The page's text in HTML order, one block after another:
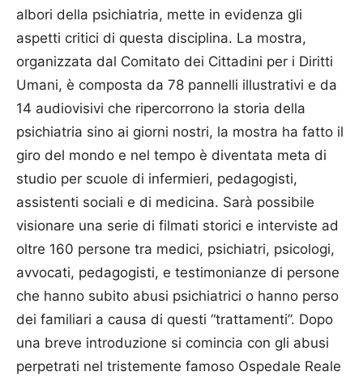
albori della psichiatria, mette in evidenza gli
aspetti critici di questa disciplina. La mostra,
organizzata dal Comitato dei Cittadini per i Diritti
Umani, è composta da 78 pannelli illustrativi e da
14 audiovisivi che ripercorrono la storia della
psichiatria sino ai giorni nostri, la mostra ha fatto il
giro del mondo e nel tempo è diventata meta di
studio per scuole di infermieri, pedagogisti,
assistenti sociali e di medicina. Sarà possibile
visionare una serie di filmati storici e interviste ad
oltre 160 persone tra medici, psichiatri, psicologi,
avvocati, pedagogisti, e testimonianze di persone
che hanno subito abusi psichiatrici o hanno perso
dei familiari a causa di questi “trattamenti”. Dopo
una breve introduzione si comincia con gli abusi
perpetrati nel tristemente famoso Ospedale Reale